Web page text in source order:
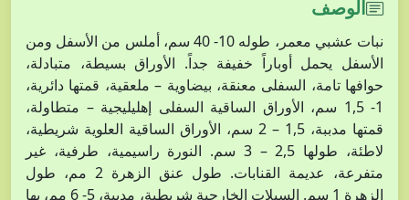
الوصف
نبات عشبي معمر، طوله 10- 40 سم، أملس من الأسفل ومن
الأسفل يحمل أوباراً خفيفة جداً. الأوراق بسيطة، متبادلة،
حوافها تامة، السفلى معنقة، بيضاوية – ملعقية، قمتها دائرية،
1- 1,5 سم، الأوراق الساقية السفلى إهليليجية – متطاولة،
قمتها مدببة، 1,5 – 2 سم، الأوراق الساقية العلوية شريطية،
لاطئة، طولها 2,5 – 3 سم. النورة راسيمية، طرفية، غير
متفرعة، عديمة القنابات. طول عنق الزهرة 2 مم، طول
الزهرة 1 سم. السبلات الخارجية شريطية، مدببة، 5- 6 مم، بها